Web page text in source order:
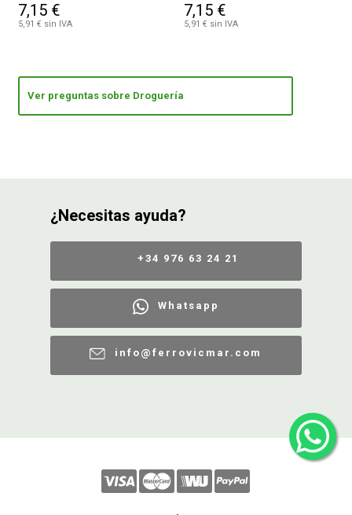
7,15 €
5,91 € sin IVA
7,15 €
5,91 € sin IVA
Ver preguntas sobre Droguería
¿Necesitas ayuda?
+34 976 63 24 21
Whatsapp
info@ferrovicmar.com